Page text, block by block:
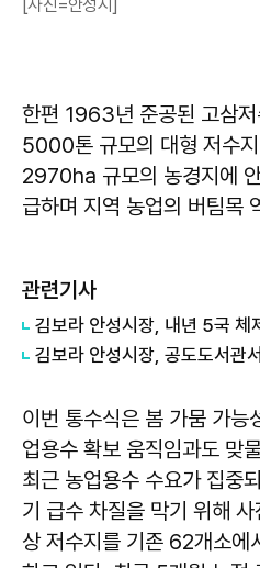
[사진=안성시]
한편 1963년 준공된 고삼
5000톤 규모의 대형 저수
2970ha 규모의 농경지에
급하며 지역 농업의 버팀목
관련기사
이번 통수식은 봄 가뭄 가능
업용수 확보 움직임과도 맞
최근 농업용수 수요가 집중
기 급수 차질을 막기 위해
상 저수지를 기존 62개소에